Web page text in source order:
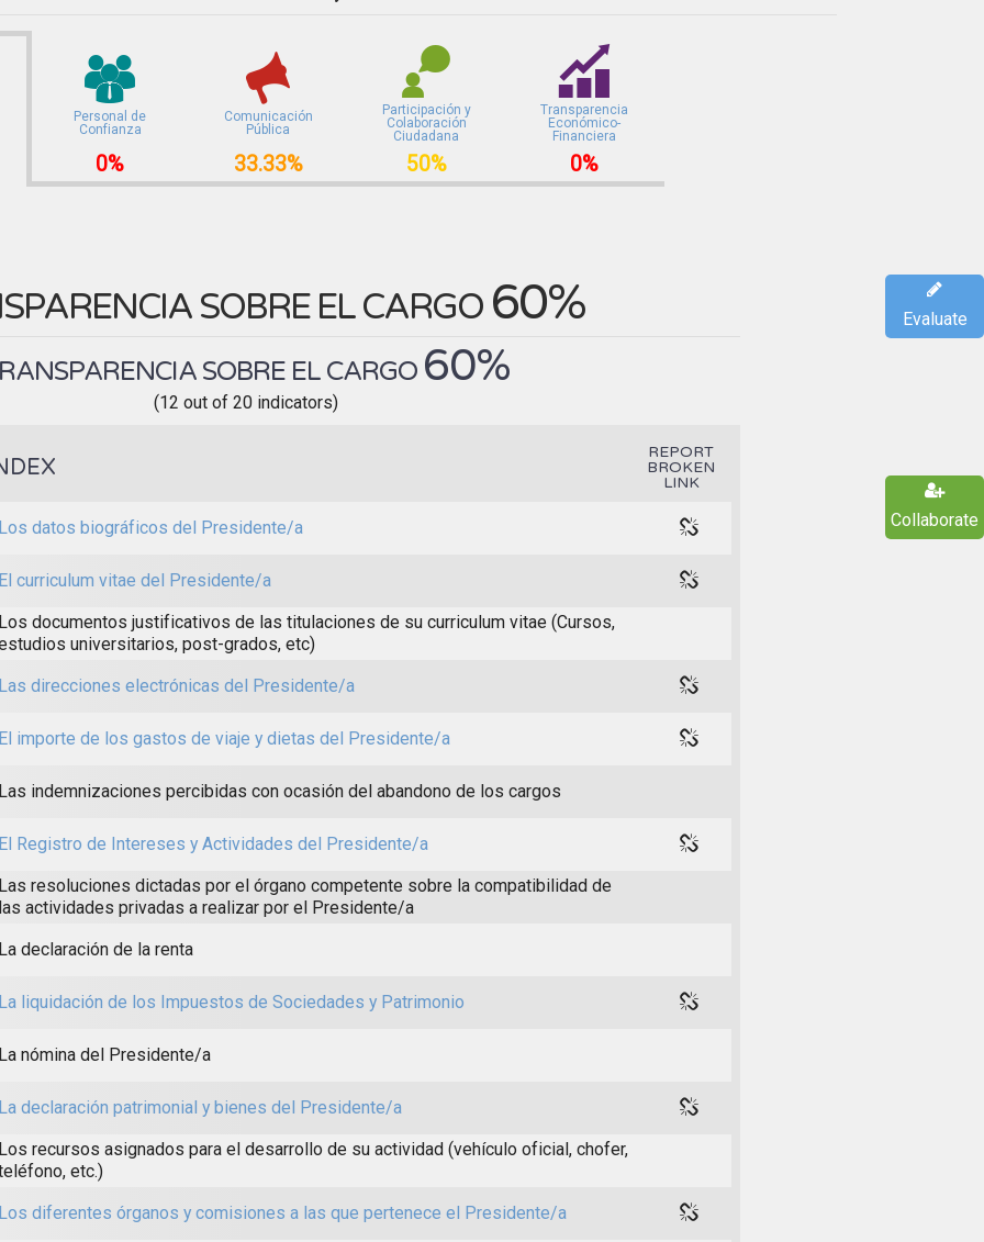
Personal de
Confianza
0%
Comunicación
Pública
33.33%
Participación y
Colaboración
Ciudadana
50%
Transparencia
Económico-
Financiera
0%
SOBRE EL CARGO 60%
SOBRE EL CARGO 60%
(12 out of 20 indicators)
REPORT
BROKEN
LINK
Los datos biográficos del Presidente/a
El curriculum vitae del Presidente/a
Los documentos justificativos de las titulaciones de su curriculum vitae (Cursos,
universitarios, post-grados, etc)
Las direcciones electrónicas del Presidente/a
El importe de los gastos de viaje y dietas del Presidente/a
Las indemnizaciones percibidas con ocasión del abandono de los cargos
El Registro de Intereses y Actividades del Presidente/a
Las resoluciones dictadas por el órgano competente sobre la compatibilidad de
las actividades privadas a realizar por el Presidente/a
La declaración de la renta
La liquidación de los Impuestos de Sociedades y Patrimonio
La nómina del Presidente/a
La declaración patrimonial y bienes del Presidente/a
Los recursos asignados para el desarrollo de su actividad (vehículo oficial, chofer,
etc.)
Los diferentes órganos y comisiones a las que pertenece el Presidente/a
Evaluate
Collaborate